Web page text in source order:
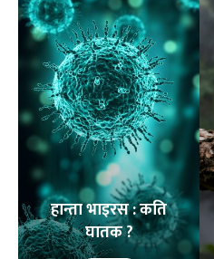
हान्ता भाइरस : कति
घातक ?